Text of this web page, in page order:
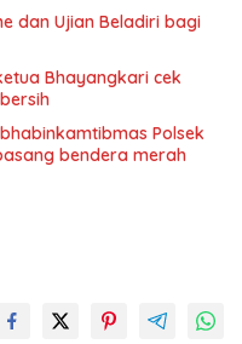
dan Ujian Beladiri bagi
Bhayangkari cek
Polsek
bendera merah